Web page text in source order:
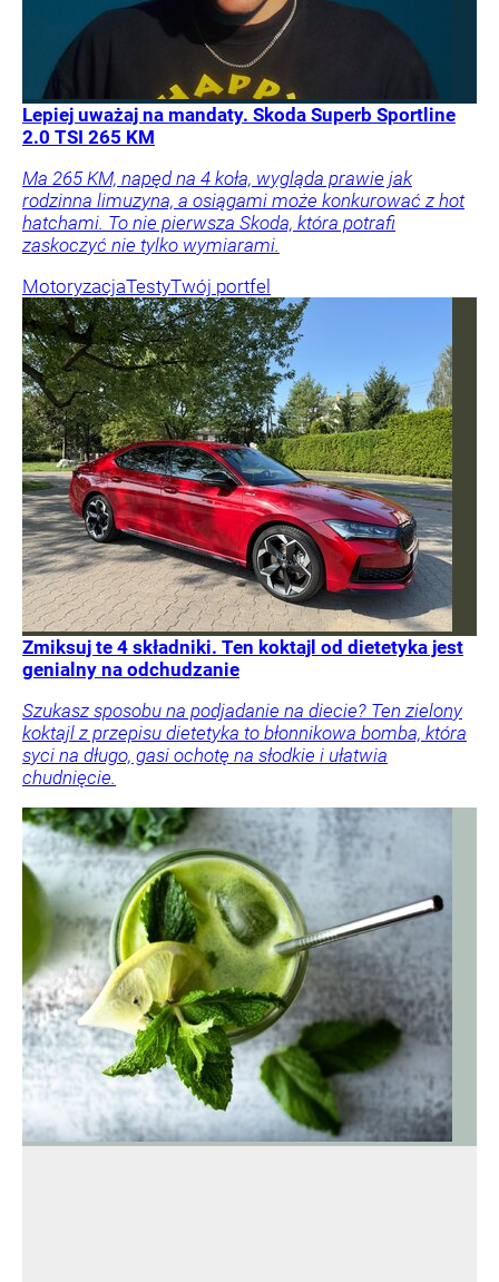
Lepiej uważaj na mandaty. Skoda Superb Sportline
2.0 TSI 265 KM
Ma 265 KM, napęd na 4 koła, wygląda prawie jak
rodzinna limuzyna, a osiągami może konkurować z hot
hatchami. To nie pierwsza Skoda, która potrafi
zaskoczyć nie tylko wymiarami.
MotoryzacjaTestyTwój portfel
Zmiksuj te 4 składniki. Ten koktajl od dietetyka jest
genialny na odchudzanie
Szukasz sposobu na podjadanie na diecie? Ten zielony
koktajl z przepisu dietetyka to błonnikowa bomba, która
syci na długo, gasi ochotę na słodkie i ułatwia
chudnięcie.